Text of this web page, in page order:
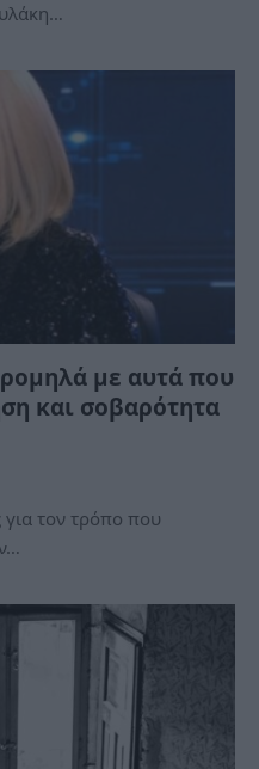
με αυτά που
και σοβαρότητα
για τον τρόπο που